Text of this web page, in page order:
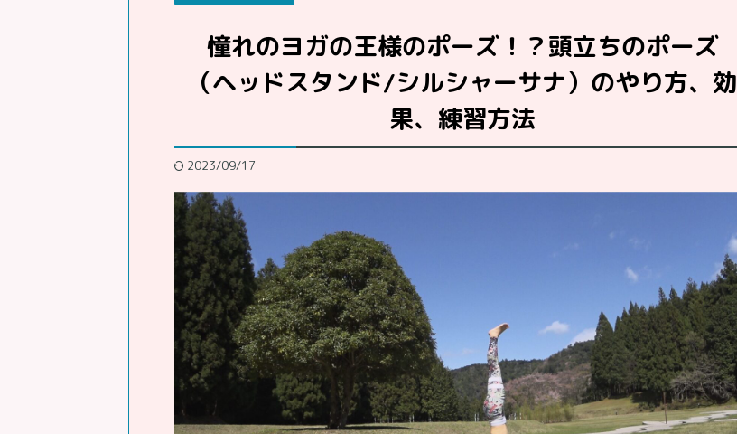
憧れのヨガの王様のポーズ！？頭立ちのポーズ
（ヘッドスタンド/シルシャーサナ）のやり方、効
果、練習方法
2023/09/17